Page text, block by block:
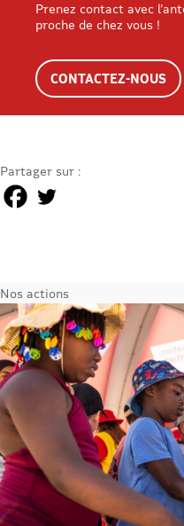
Prenez contact avec
proche de chez vous !
CONTACTEZ-NOUS
Partager sur :
Nos actions